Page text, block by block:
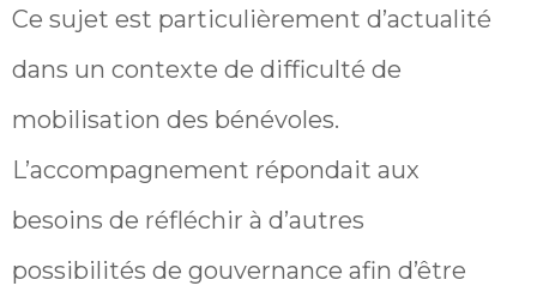
Ce sujet est particulièrement d’actualité
dans un contexte de difficulté de
mobilisation des bénévoles.
L’accompagnement répondait aux
besoins de réfléchir à d’autres
possibilités de gouvernance afin d’être